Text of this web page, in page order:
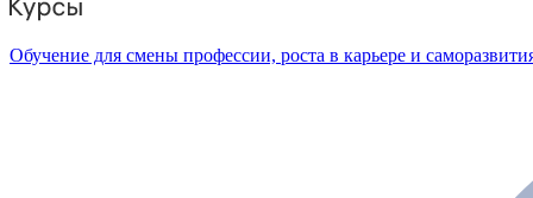
Обучение для смены профессии, роста в карьере и